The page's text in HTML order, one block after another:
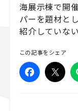
海展示棟で開
パーを題材と
紹介していな
この記事をシェア
人気のハッシュタグ
スズキ ジムニー